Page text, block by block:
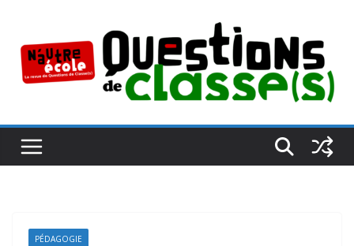
contenu
PÉDAGOGIE